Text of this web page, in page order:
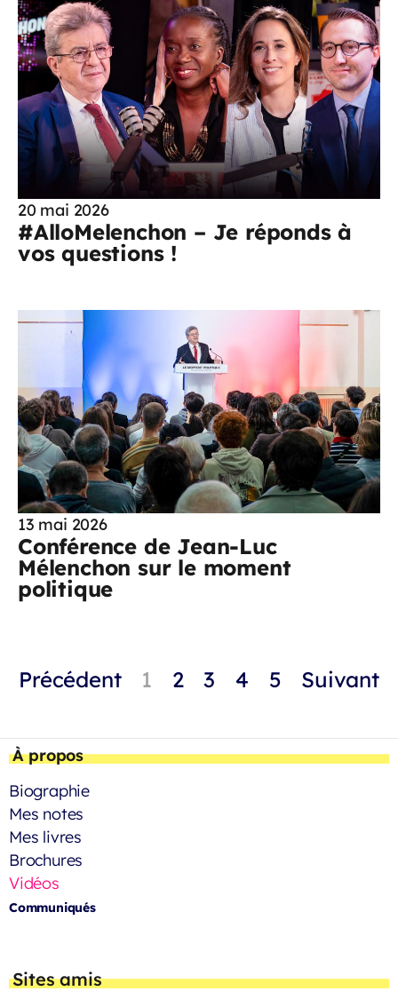
20 mai 2026
#AlloMelenchon – Je réponds à
vos questions !
13 mai 2026
Conférence de Jean-Luc
Mélenchon sur le moment
politique
Précédent 1 2 3 4 5 Suivant
À propos
Biographie
Mes notes
Mes livres
Brochures
Vidéos
Communiqués
Sites amis